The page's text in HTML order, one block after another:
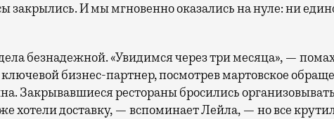
закрылись. И мы мгновенно оказались на нуле: ни
безнадежной. «Увидимся через три месяца», —
бизнес-партнер, посмотрев мартовское
Закрывавшиеся рестораны бросились
хотели доставку, — вспоминает Лейла, — но все